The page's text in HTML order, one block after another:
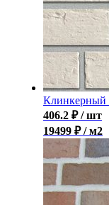
Клинкерный
406.2 ₽ / шт
19499 ₽ / м2